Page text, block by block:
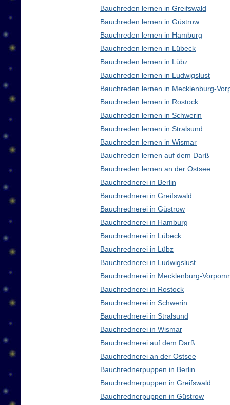
Bauchreden lernen in Greifswald
Bauchreden lernen in Güstrow
Bauchreden lernen in Hamburg
Bauchreden lernen in Lübeck
Bauchreden lernen in Lübz
Bauchreden lernen in Ludwigslust
Bauchreden lernen in Mecklenburg-
Bauchreden lernen in Rostock
Bauchreden lernen in Schwerin
Bauchreden lernen in Stralsund
Bauchreden lernen in Wismar
Bauchreden lernen auf dem Darß
Bauchreden lernen an der Ostsee
Bauchrednerei in Berlin
Bauchrednerei in Greifswald
Bauchrednerei in Güstrow
Bauchrednerei in Hamburg
Bauchrednerei in Lübeck
Bauchrednerei in Lübz
Bauchrednerei in Ludwigslust
Bauchrednerei in Mecklenburg-
Bauchrednerei in Rostock
Bauchrednerei in Schwerin
Bauchrednerei in Stralsund
Bauchrednerei in Wismar
Bauchrednerei auf dem Darß
Bauchrednerei an der Ostsee
Bauchrednerpuppen in Berlin
Bauchrednerpuppen in Greifswald
Bauchrednerpuppen in Güstrow